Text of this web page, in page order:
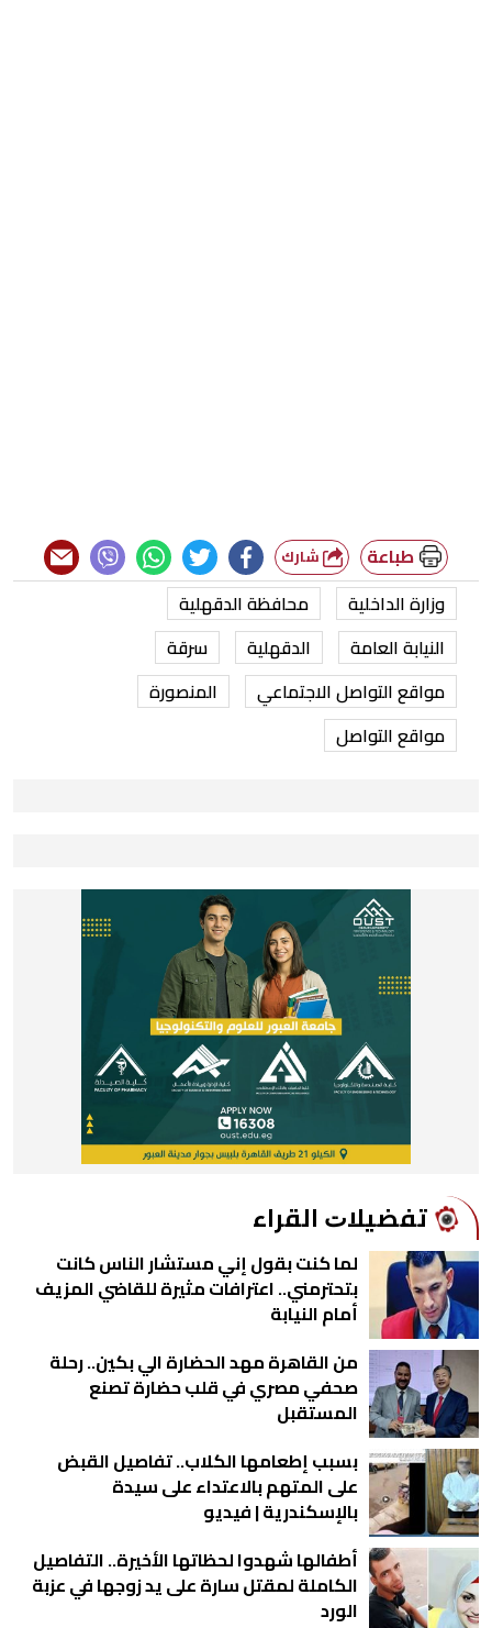
طباعة
وزارة الداخلية
محافظة الدقهلية
النيابة العامة
الدقهلية
سرقة
مواقع التواصل الاجتماعي
المنصورة
مواقع التواصل
ﺗﻔﻀﻴﻼﺕ اﻟﻘﺮاء
لما كنت بقول إني مستشار الناس كانت
بتحترمني.. اعترافات مثيرة للقاضي المزيف
أمام النيابة
من القاهرة مهد الحضارة الي بكين.. رحلة
صحفي مصري في قلب حضارة تصنع
المستقبل
بسبب إطعامها الكلاب.. تفاصيل القبض
على المتهم بالاعتداء على سيدة
بالإسكندرية | فيديو
أطفالها شهدوا لحظاتها الأخيرة.. التفاصيل
الكاملة لمقتل سارة على يد زوجها في عزبة
الورد